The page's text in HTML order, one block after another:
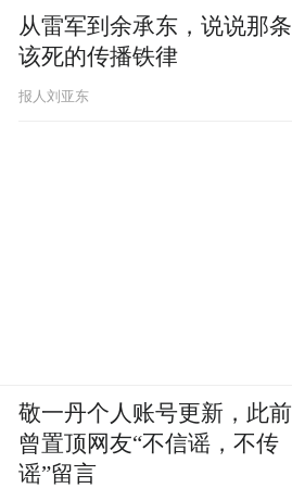
从雷军到余承东，说说那条
该死的传播铁律
报人刘亚东
敬一丹个人账号更新，此前
曾置顶网友“不信谣，不传
谣”留言